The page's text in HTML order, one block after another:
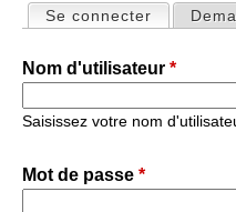
Onglets
Se connecter (onglet
Nom d'utilisateur *
Saisissez votre nom
Mot de passe *